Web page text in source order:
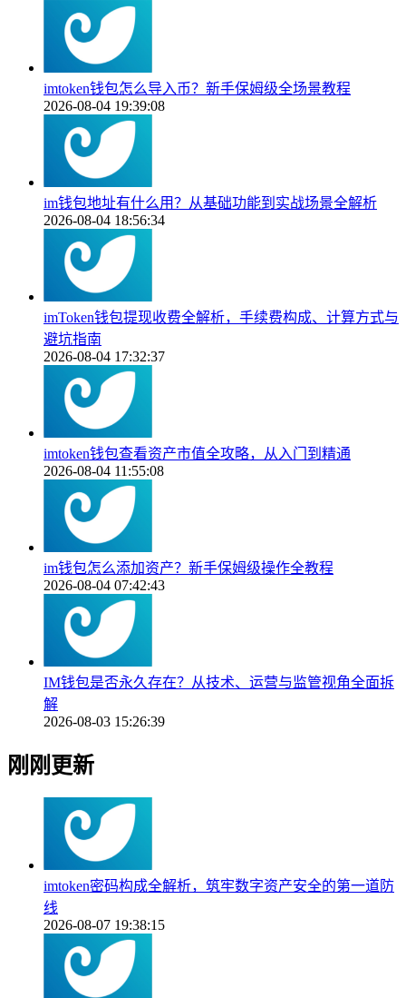
imtoken钱包怎么导入币？新手保姆级全场景教程
2026-08-04 19:39:08
im钱包地址有什么用？从基础功能到实战场景全解析
2026-08-04 18:56:34
imToken钱包提现收费全解析，手续费构成、计算方式与
避坑指南
2026-08-04 17:32:37
imtoken钱包查看资产市值全攻略，从入门到精通
2026-08-04 11:55:08
im钱包怎么添加资产？新手保姆级操作全教程
2026-08-04 07:42:43
IM钱包是否永久存在？从技术、运营与监管视角全面拆
解
2026-08-03 15:26:39
刚刚更新
imtoken密码构成全解析，筑牢数字资产安全的第一道防
线
2026-08-07 19:38:15